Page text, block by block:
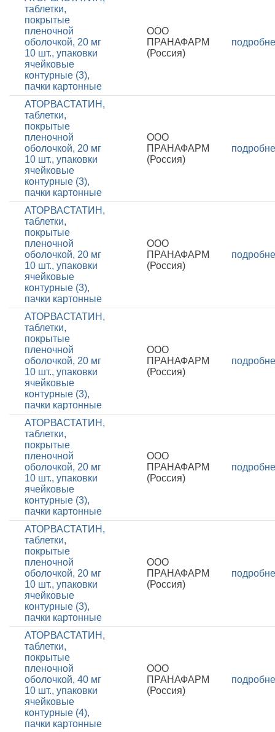
таблетки,
покрытые
пленочной
оболочкой, 20 мг
10 шт., упаковки
ячейковые
контурные (3),
пачки картонные
ООО
ПРАНАФАРМ
(Россия)
АТОРВАСТАТИН,
таблетки,
покрытые
пленочной
оболочкой, 20 мг
10 шт., упаковки
ячейковые
контурные (3),
пачки картонные
ООО
ПРАНАФАРМ
(Россия)
АТОРВАСТАТИН,
таблетки,
покрытые
пленочной
оболочкой, 20 мг
10 шт., упаковки
ячейковые
контурные (3),
пачки картонные
ООО
ПРАНАФАРМ
(Россия)
АТОРВАСТАТИН,
таблетки,
покрытые
пленочной
оболочкой, 20 мг
10 шт., упаковки
ячейковые
контурные (3),
пачки картонные
ООО
ПРАНАФАРМ
(Россия)
АТОРВАСТАТИН,
таблетки,
покрытые
пленочной
оболочкой, 20 мг
10 шт., упаковки
ячейковые
контурные (3),
пачки картонные
ООО
ПРАНАФАРМ
(Россия)
АТОРВАСТАТИН,
таблетки,
покрытые
пленочной
оболочкой, 20 мг
10 шт., упаковки
ячейковые
контурные (3),
пачки картонные
ООО
ПРАНАФАРМ
(Россия)
АТОРВАСТАТИН,
таблетки,
покрытые
пленочной
оболочкой, 40 мг
10 шт., упаковки
ячейковые
контурные (4),
пачки картонные
ООО
ПРАНАФАРМ
(Россия)